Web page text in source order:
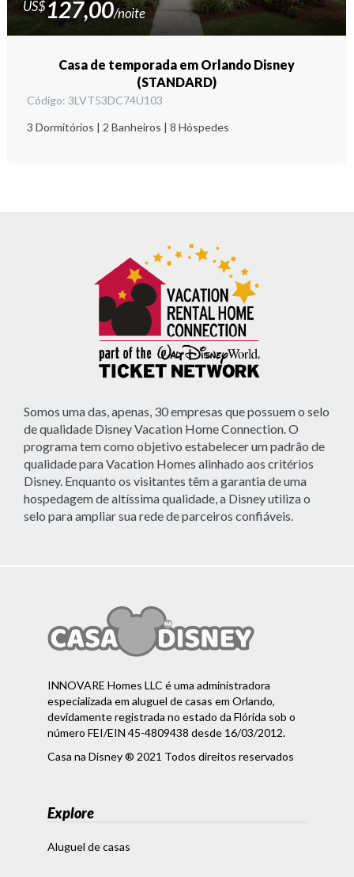
US$127,00/noite
Casa de temporada em Orlando Disney
(STANDARD)
Código: 3LVT53DC74U103
3 Dormitórios 2 Banheiros 8 Hóspedes
Somos uma das, apenas, 30 empresas que possuem o selo
de qualidade Disney Vacation Home Connection. O
programa tem como objetivo estabelecer um padrão de
qualidade para Vacation Homes alinhado aos critérios
Disney. Enquanto os visitantes têm a garantia de uma
hospedagem de altíssima qualidade, a Disney utiliza o
selo para ampliar sua rede de parceiros confiáveis.
INNOVARE Homes LLC é uma administradora
especializada em aluguel de casas em Orlando,
devidamente registrada no estado da Flórida sob o
número FEI/EIN 45-4809438 desde 16/03/2012.
Casa na Disney ® 2021 Todos direitos reservados
Explore
Aluguel de casas